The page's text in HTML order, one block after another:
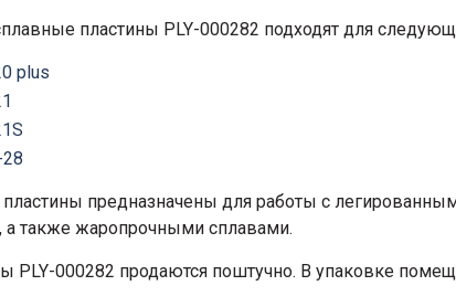
пластины PLY-000282 подходят для
plus
предназначены для работы с
а также жаропрочными сплавами.
PLY-000282 продаются поштучно. В упаковке